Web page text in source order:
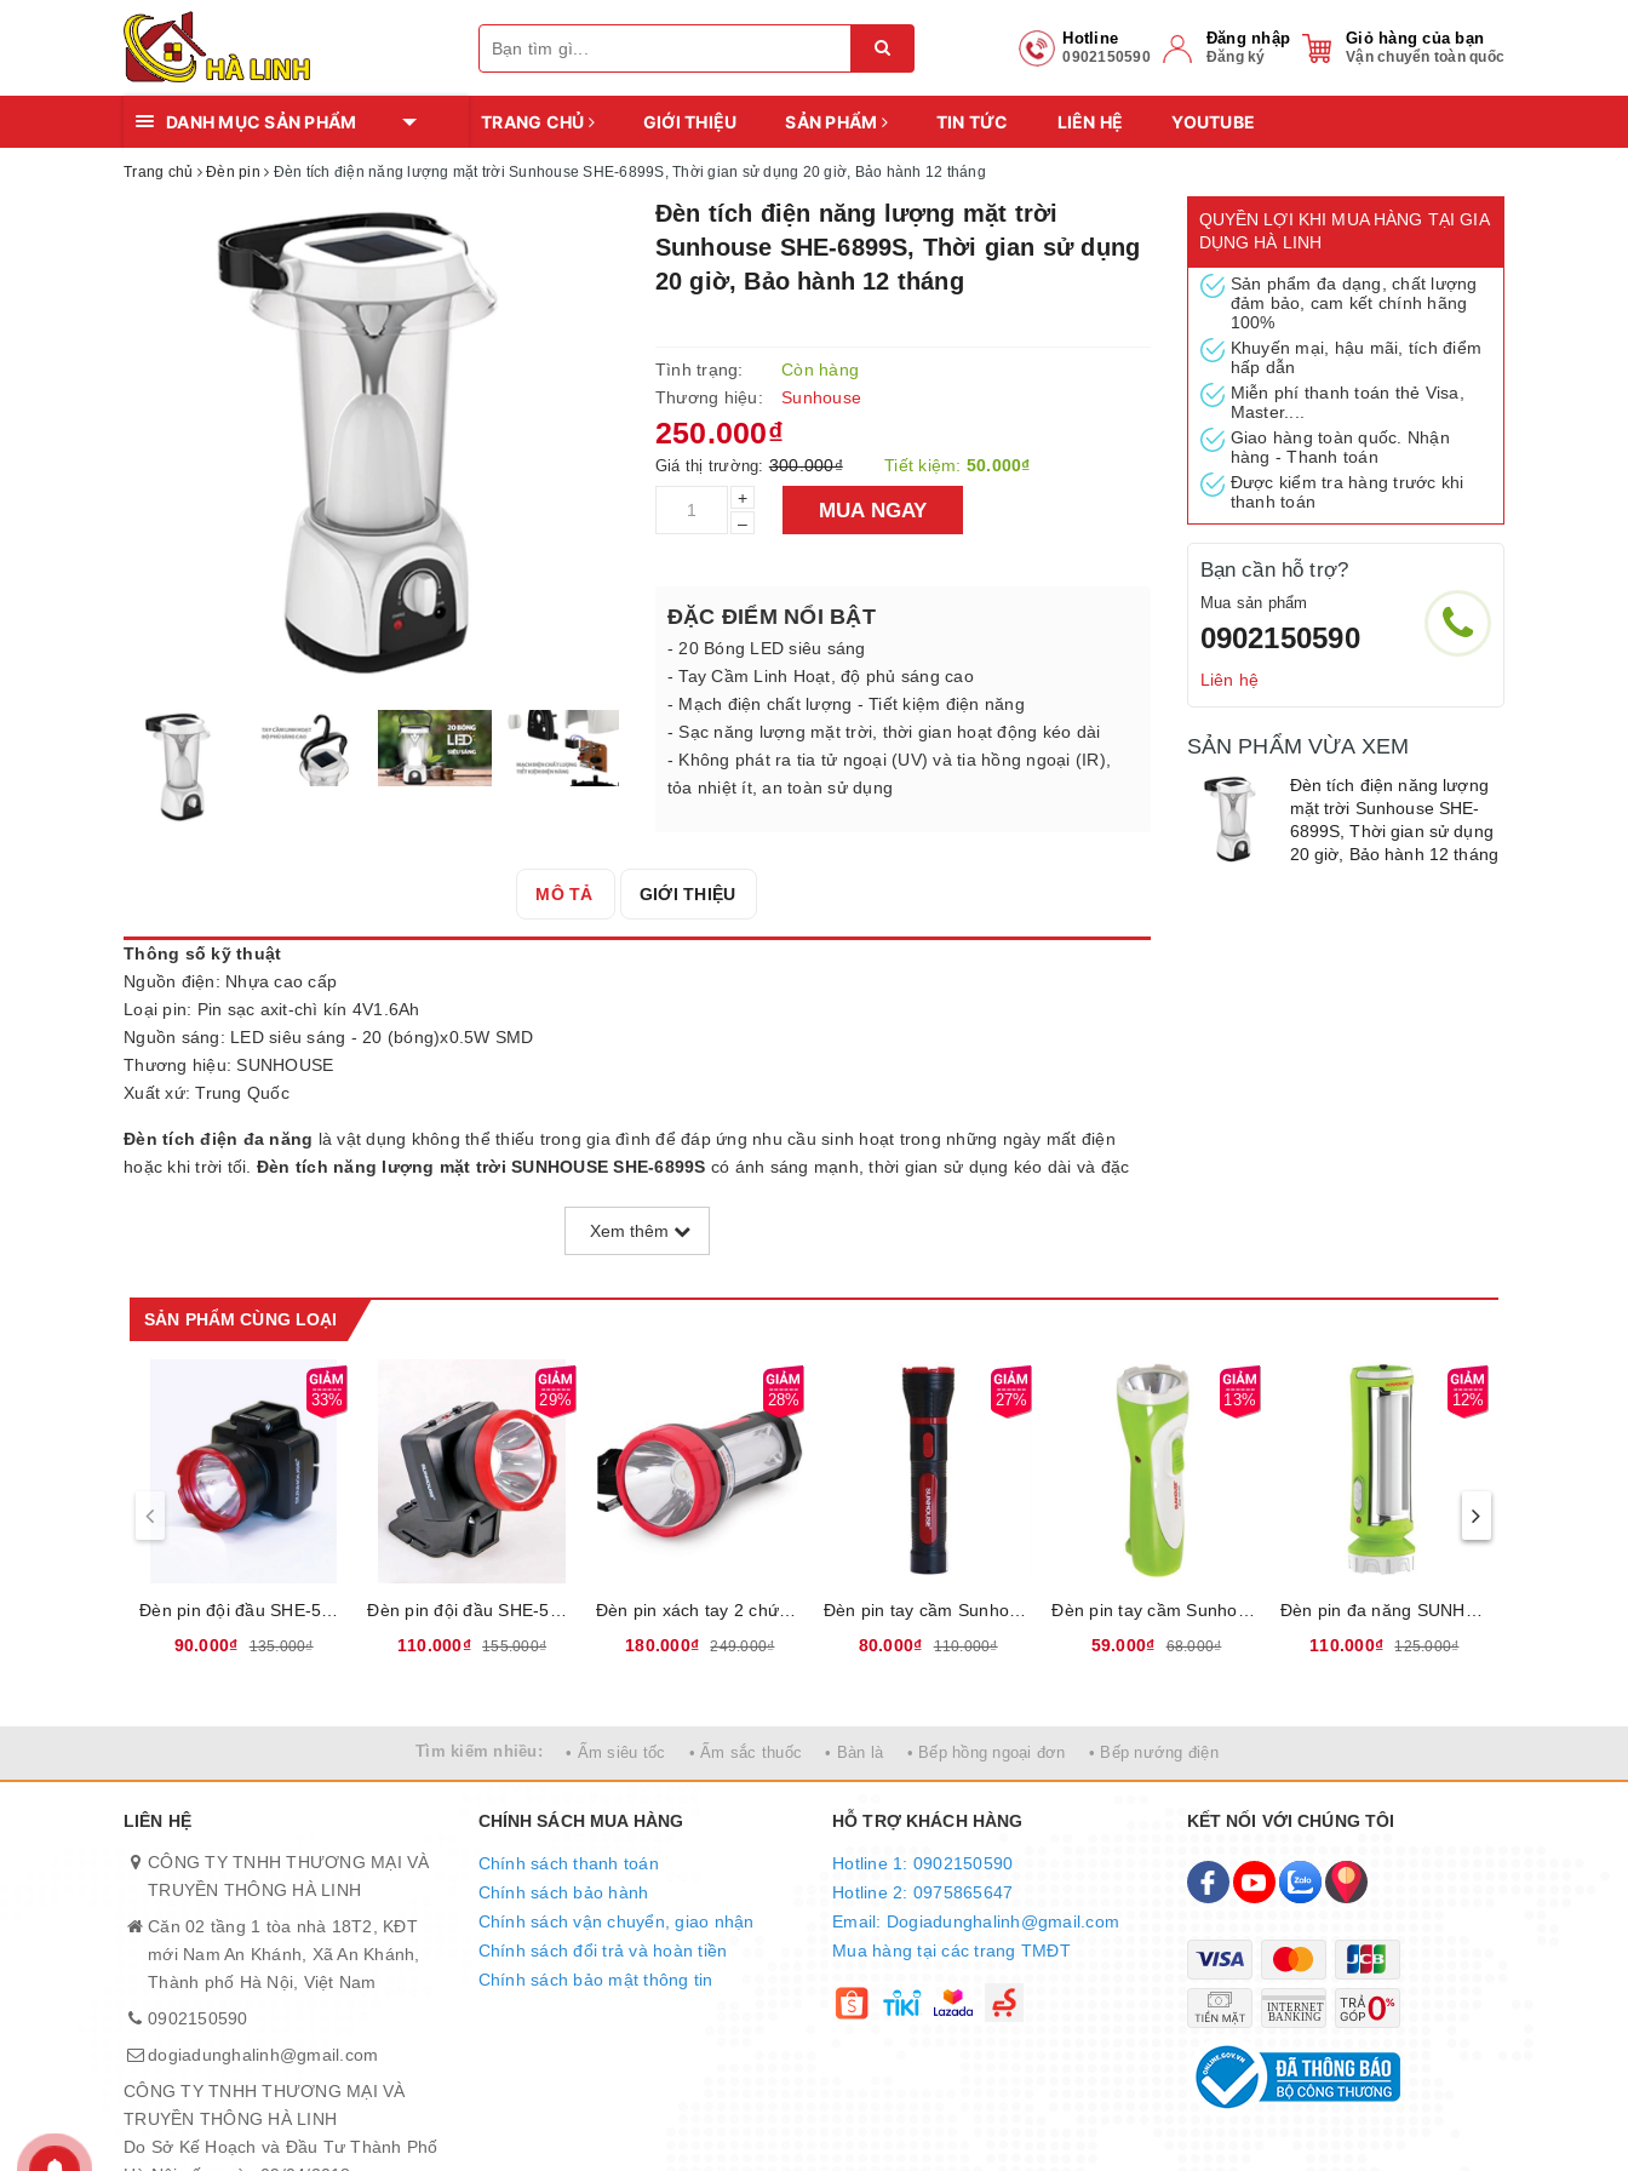
Hotline
0902150590
Đăng nhập
Đăng ký
Giỏ hàng của bạn
Vận chuyển toàn quốc
DANH MỤC SẢN PHẨM TRANG CHỦ GIỚI THIỆU SẢN PHẨM TIN TỨC LIÊN HỆ YOUTUBE
Trang chủ Đèn pin Đèn tích điện năng lượng mặt trời Sunhouse SHE-6899S, Thời gian sử dụng 20 giờ, Bảo hành 12 tháng
Đèn tích điện năng lượng mặt trời
Sunhouse SHE-6899S, Thời gian sử dụng
20 giờ, Bảo hành 12 tháng
Tình trạng:
Còn hàng
Thương hiệu:
Sunhouse
250.000₫
Giá thị trường:300.000₫ Tiết kiệm: 50.000₫
+
–
MUA NGAY
ĐẶC ĐIỂM NỔI BẬT
- 20 Bóng LED siêu sáng
- Tay Cầm Linh Hoạt, độ phủ sáng cao
- Mạch điện chất lượng - Tiết kiệm điện năng
- Sạc năng lượng mặt trời, thời gian hoạt động kéo dài
- Không phát ra tia tử ngoại (UV) và tia hồng ngoại (IR),
tỏa nhiệt ít, an toàn sử dụng
MÔ TẢ GIỚI THIỆU
Thông số kỹ thuật
Nguồn điện: Nhựa cao cấp
Loại pin: Pin sạc axit-chì kín 4V1.6Ah
Nguồn sáng: LED siêu sáng - 20 (bóng)x0.5W SMD
Thương hiệu: SUNHOUSE
Xuất xứ: Trung Quốc
Đèn tích điện đa năng là vật dụng không thể thiếu trong gia đình để đáp ứng nhu cầu sinh hoạt trong những ngày mất điện
hoặc khi trời tối. Đèn tích năng lượng mặt trời SUNHOUSE SHE-6899S có ánh sáng mạnh, thời gian sử dụng kéo dài và đặc
THIẾT KẾ HIỆN ĐẠI, DỄ SỬ DỤNG
Đèn tích năng lượng mặt trời SUNHOUSE SHE-6899S được thiết kế hiện đại có tay cầm tiện lợi (có thể treo lên cao hoặc cầm
tay khi di chuyển). Bóng đèn LED cỡ lớn (20pcs LED công suất lớn) được lắp trong một chụp bóng trong suốt, vừa bảo vệ bóng
Xem thêm
QUYỀN LỢI KHI MUA HÀNG TẠI GIA
DỤNG HÀ LINH
Sản phẩm đa dạng, chất lượng
đảm bảo, cam kết chính hãng
100%
Khuyến mại, hậu mãi, tích điểm
hấp dẫn
Miễn phí thanh toán thẻ Visa,
Master....
Giao hàng toàn quốc. Nhận
hàng - Thanh toán
Được kiểm tra hàng trước khi
thanh toán
Bạn cần hỗ trợ?
Mua sản phẩm
0902150590
Liên hệ
SẢN PHẨM VỪA XEM
Đèn tích điện năng lượng
mặt trời Sunhouse SHE-
6899S, Thời gian sử dụng
20 giờ, Bảo hành 12 tháng
SẢN PHẨM CÙNG LOẠI
33%
90.000₫
135.000₫
29%
110.000₫
155.000₫
28%
180.000₫
249.000₫
27%
80.000₫
110.000₫
13%
59.000₫
68.000₫
12%
110.000₫
125.000₫
Tìm kiếm nhiều: • Ấm siêu tốc • Ấm sắc thuốc • Bàn là • Bếp hồng ngoại đơn • Bếp nướng điện
LIÊN HỆ
CÔNG TY TNHH THƯƠNG MẠI VÀ
TRUYỀN THÔNG HÀ LINH
Căn 02 tầng 1 tòa nhà 18T2, KĐT
mới Nam An Khánh, Xã An Khánh,
Thành phố Hà Nội, Việt Nam
0902150590
dogiadunghalinh@gmail.com
CÔNG TY TNHH THƯƠNG MẠI VÀ
TRUYỀN THÔNG HÀ LINH
Do Sở Kế Hoạch và Đầu Tư Thành Phố
CHÍNH SÁCH MUA HÀNG
Chính sách thanh toán
Chính sách bảo hành
Chính sách vận chuyển, giao nhận
Chính sách đổi trả và hoàn tiền
Chính sách bảo mật thông tin
HỖ TRỢ KHÁCH HÀNG
Hotline 1: 0902150590
Hotline 2: 0975865647
Email: Dogiadunghalinh@gmail.com
Mua hàng tại các trang TMĐT
KẾT NỐI VỚI CHÚNG TÔI